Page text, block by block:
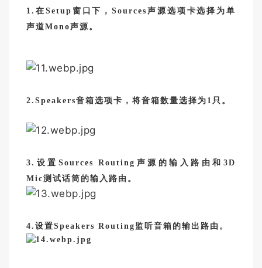
1.在Setup窗口下，Sources声源选项卡选择为单
声道Mono声源。
2.Speakers音箱选项卡，将音箱数量选择为1只。
3.设置Sources Routing声源的输入路由和3D
Mic测试话筒的输入路由。
4.设置Speakers Routing监听音箱的输出路由。